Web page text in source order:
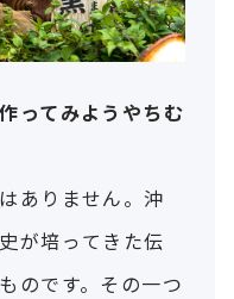
ってみようやちむ
ありません。沖
が培ってきた伝
のです。その一つ